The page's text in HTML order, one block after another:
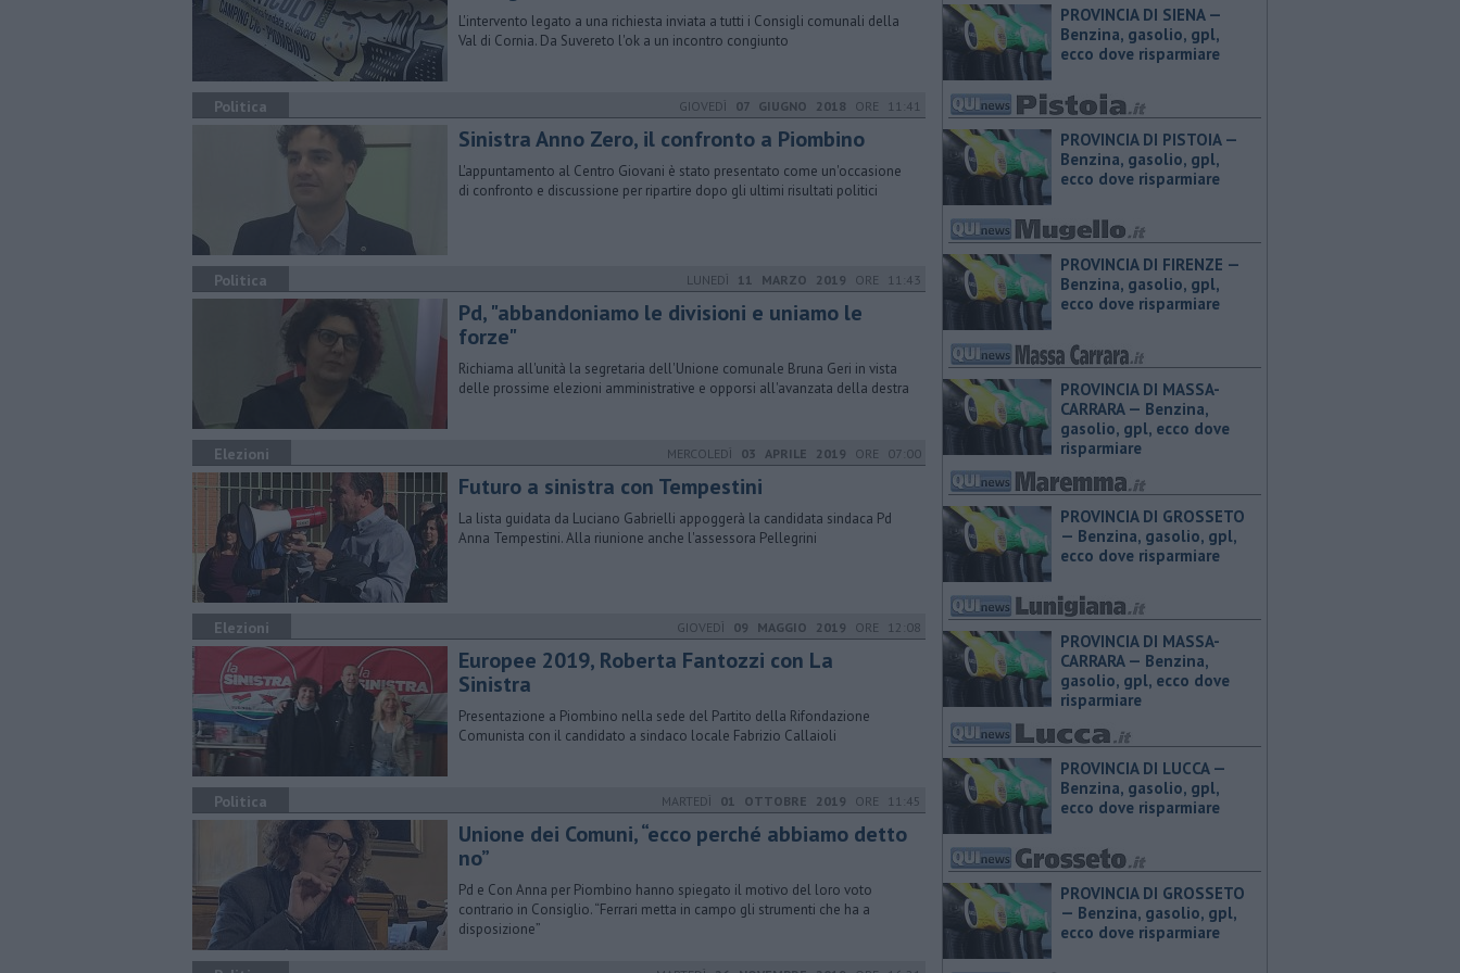
L'intervento legato a una richiesta inviata a tutti i Consigli comunali della
Val di Cornia. Da Suvereto l'ok a un incontro congiunto
Politica GIOVEDÌ 07 GIUGNO 2018 ORE 11:41
Sinistra Anno Zero, il confronto a Piombino
L'appuntamento al Centro Giovani è stato presentato come un'occasione
di confronto e discussione per ripartire dopo gli ultimi risultati politici
Politica LUNEDÌ 11 MARZO 2019 ORE 11:43
Pd, "abbandoniamo le divisioni e uniamo le
forze"
Richiama all'unità la segretaria dell'Unione comunale Bruna Geri in vista
delle prossime elezioni amministrative e opporsi all'avanzata della destra
Elezioni MERCOLEDÌ 03 APRILE 2019 ORE 07:00
Futuro a sinistra con Tempestini
La lista guidata da Luciano Gabrielli appoggerà la candidata sindaca Pd
Anna Tempestini. Alla riunione anche l'assessora Pellegrini
Elezioni GIOVEDÌ 09 MAGGIO 2019 ORE 12:08
Europee 2019, Roberta Fantozzi con La
Sinistra
Presentazione a Piombino nella sede del Partito della Rifondazione
Comunista con il candidato a sindaco locale Fabrizio Callaioli
Politica MARTEDÌ 01 OTTOBRE 2019 ORE 11:45
Unione dei Comuni, “ecco perché abbiamo detto
no”
Pd e Con Anna per Piombino hanno spiegato il motivo del loro voto
contrario in Consiglio. “Ferrari metta in campo gli strumenti che ha a
disposizione”
PROVINCIA DI SIENA — ​
Benzina, gasolio, gpl,
ecco dove risparmiare
PROVINCIA DI PISTOIA — ​
Benzina, gasolio, gpl,
ecco dove risparmiare
PROVINCIA DI FIRENZE — ​
Benzina, gasolio, gpl,
ecco dove risparmiare
PROVINCIA DI MASSA-
CARRARA — ​Benzina,
gasolio, gpl, ecco dove
risparmiare
PROVINCIA DI GROSSETO
— ​Benzina, gasolio, gpl,
ecco dove risparmiare
PROVINCIA DI MASSA-
CARRARA — ​Benzina,
gasolio, gpl, ecco dove
risparmiare
PROVINCIA DI LUCCA — ​
Benzina, gasolio, gpl,
ecco dove risparmiare
PROVINCIA DI GROSSETO
— ​Benzina, gasolio, gpl,
ecco dove risparmiare